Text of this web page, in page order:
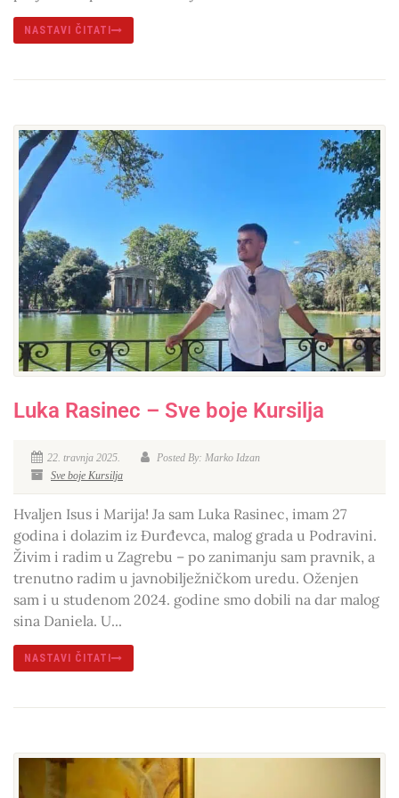
NASTAVI ČITATI
Luka Rasinec – Sve boje Kursilja
22. travnja 2025.
Posted By: Marko Idzan
Sve boje Kursilja
Hvaljen Isus i Marija! Ja sam Luka Rasinec, imam 27
godina i dolazim iz Đurđevca, malog grada u Podravini.
Živim i radim u Zagrebu – po zanimanju sam pravnik, a
trenutno radim u javnobilježničkom uredu. Oženjen
sam i u studenom 2024. godine smo dobili na dar malog
sina Daniela. U...
NASTAVI ČITATI